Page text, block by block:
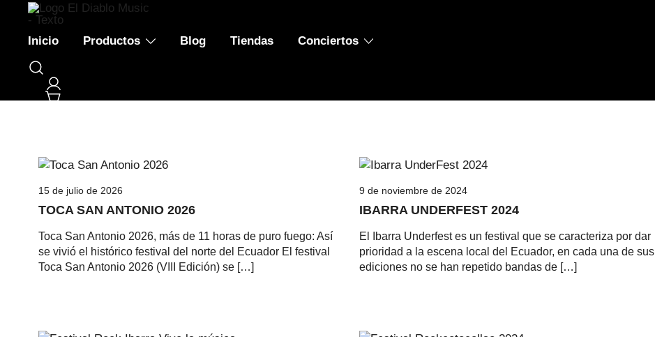
EL DIABLO MUSIC: MARKETPLACE DE ROCK Y METAL
Ropa, discos y accesorios de Rock y Metal
Inicio Productos Blog Tiendas Conciertos
15 de julio de 2026
TOCA SAN ANTONIO 2026
Toca San Antonio 2026, más de 11 horas de puro fuego: Así
se vivió el histórico festival del norte del Ecuador El festival
Toca San Antonio 2026 (VIII Edición) se […]
9 de noviembre de 2024
IBARRA UNDERFEST 2024
El Ibarra Underfest es un festival que se caracteriza por dar
prioridad a la escena local del Ecuador, en cada una de sus
ediciones no se han repetido bandas de […]